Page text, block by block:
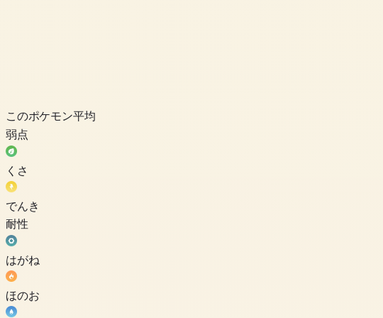
このポケモン平均
弱点
くさ
でんき
耐性
はがね
ほのお